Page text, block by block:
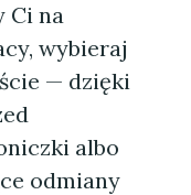
Ci na
wybieraj
— dzięki
albo
odmiany